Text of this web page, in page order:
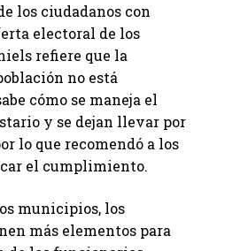
los ciudadanos con
electoral de los
refiere que la
no está
cómo se maneja el
y se dejan llevar por
lo que recomendó a los
el cumplimiento.
municipios, los
más elementos para